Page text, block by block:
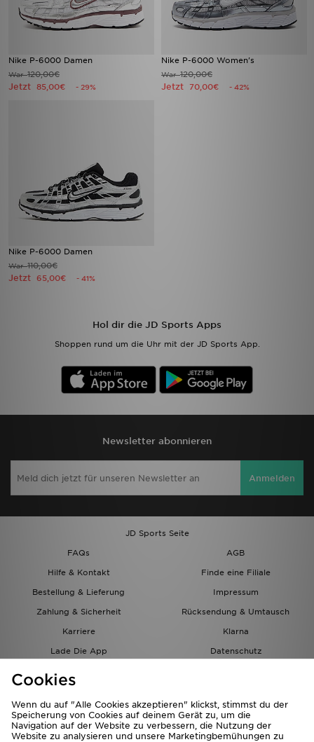
Nike P-6000 Damen
War120,00€
Jetzt 85,00€ - 29%
Nike P-6000 Women's
War120,00€
Jetzt 70,00€ - 42%
Nike P-6000 Damen
War110,00€
Jetzt 65,00€ - 41%
Hol dir die JD Sports Apps
Shoppen rund um die Uhr mit der JD Sports App.
Newsletter abonnieren
Anmelden
JD Sports Seite
FAQs
AGB
Hilfe & Kontakt
Finde eine Filiale
Bestellung & Lieferung
Impressum
Zahlung & Sicherheit
Rücksendung & Umtausch
Karriere
Klarna
Lade Die App
Datenschutz
Cookies
Wenn du auf "Alle Cookies akzeptieren" klickst, stimmst du der
Speicherung von Cookies auf deinem Gerät zu, um die
Navigation auf der Website zu verbessern, die Nutzung der
Website zu analysieren und unsere Marketingbemühungen zu